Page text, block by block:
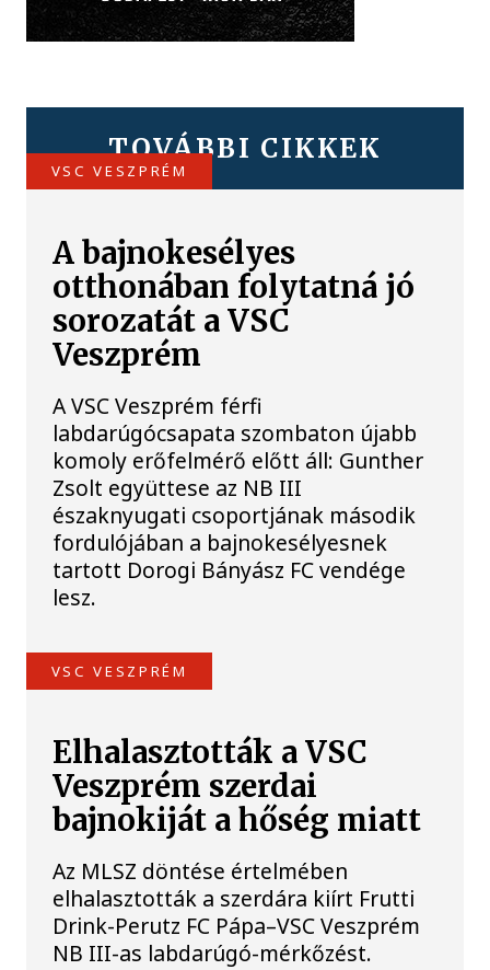
TOVÁBBI CIKKEK
VSC VESZPRÉM
A bajnokesélyes
otthonában folytatná jó
sorozatát a VSC
Veszprém
A VSC Veszprém férfi
labdarúgócsapata szombaton újabb
komoly erőfelmérő előtt áll: Gunther
Zsolt együttese az NB III
északnyugati csoportjának második
fordulójában a bajnokesélyesnek
tartott Dorogi Bányász FC vendége
lesz.
VSC VESZPRÉM
Elhalasztották a VSC
Veszprém szerdai
bajnokiját a hőség miatt
Az MLSZ döntése értelmében
elhalasztották a szerdára kiírt Frutti
Drink-Perutz FC Pápa–VSC Veszprém
NB III-as labdarúgó-mérkőzést.